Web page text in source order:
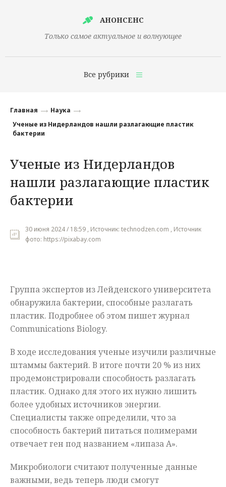
АНОНСЕНС
Только самое актуальное и волнующее
Все рубрики
Финансы
Наука
Культура
Общество
Мнения
Главная
Наука
Ученые из Нидерландов нашли разлагающие пластик
бактерии
Ученые из Нидерландов
нашли разлагающие пластик
бактерии
30 июня 2024 / 18:59 , Источник: technodzen.com , Источник
фото: https://pixabay.com
Группа экспертов из Лейденского университета
обнаружила бактерии, способные разлагать
пластик. Подробнее об этом пишет журнал
Communications Biology.
В ходе исследования ученые изучили различные
штаммы бактерий. В итоге почти 20 % из них
продемонстрировали способность разлагать
пластик. Однако для этого их нужно лишить
более удобных источников энергии.
Специалисты также определили, что за
способность бактерий питаться полимерами
отвечает ген под названием «липаза А».
Микробиологи считают полученные данные
важными, ведь теперь люди смогут